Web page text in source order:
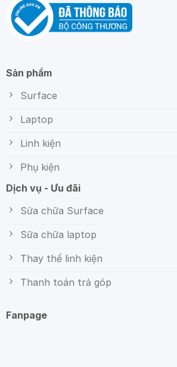
Sản phẩm
Surface
Laptop
Linh kiện
Phụ kiện
Dịch vụ - Ưu đãi
Sửa chữa Surface
Sữa chữa laptop
Thay thế linh kiện
Thanh toán trả góp
Fanpage